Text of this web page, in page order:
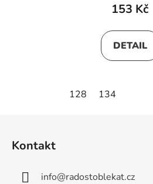
153 Kč
DETAIL
128 134
Kontakt
info@radostoblekat.cz